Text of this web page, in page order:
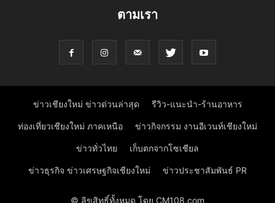
ตามเรา
ข่าวเชียงใหม่ ข่าวด่วนล่าสุด รีวิว-แนะนำ-ร้านอาหาร
ท่องเที่ยวเชียงใหม่ ภาคเหนือ ข่าวกิจกรรม งานอีเวนท์เชียงใหม่
ข่าวทั่วไทย เก็บตกจากโซเชียล
ข่าวธุรกิจ ข่าวเศรษฐกิจเชียงใหม่ ข่าวประชาสัมพันธ์ PR
© ลิขสิทธิ์ทั้งหมด โดย CM108.com